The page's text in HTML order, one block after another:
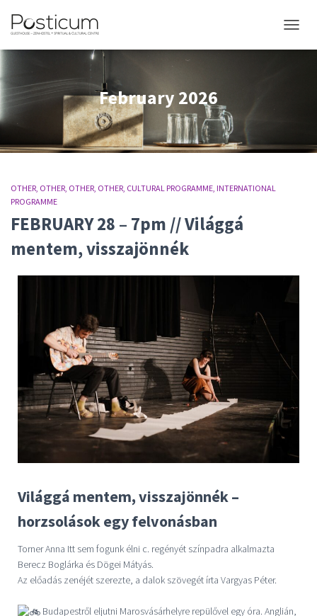
February 2026
OTHER OTHER OTHER OTHER CULTURAL PROGRAMME INTERNATIONAL
PROGRAMME
FEBRUARY 28 – 7pm // Világgá
mentem, visszajönnék
Világgá mentem, visszajönnék –
horzsolások egy felvonásban
Torner Anna Itt sem fogunk élni c. regényét színpadra alkalmazta
Berecz Boglárka és Dögei Mátyás.
Az előadás zenéjét szerezte, a dalok szövegét írta Vargyas Péter.
Budapestről eljutni Marosvásárhelyre repülővel egy óra. Anglián,